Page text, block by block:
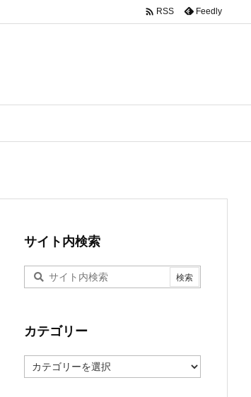
 RSS Feedly
サイト内検索
カテゴリー
テ